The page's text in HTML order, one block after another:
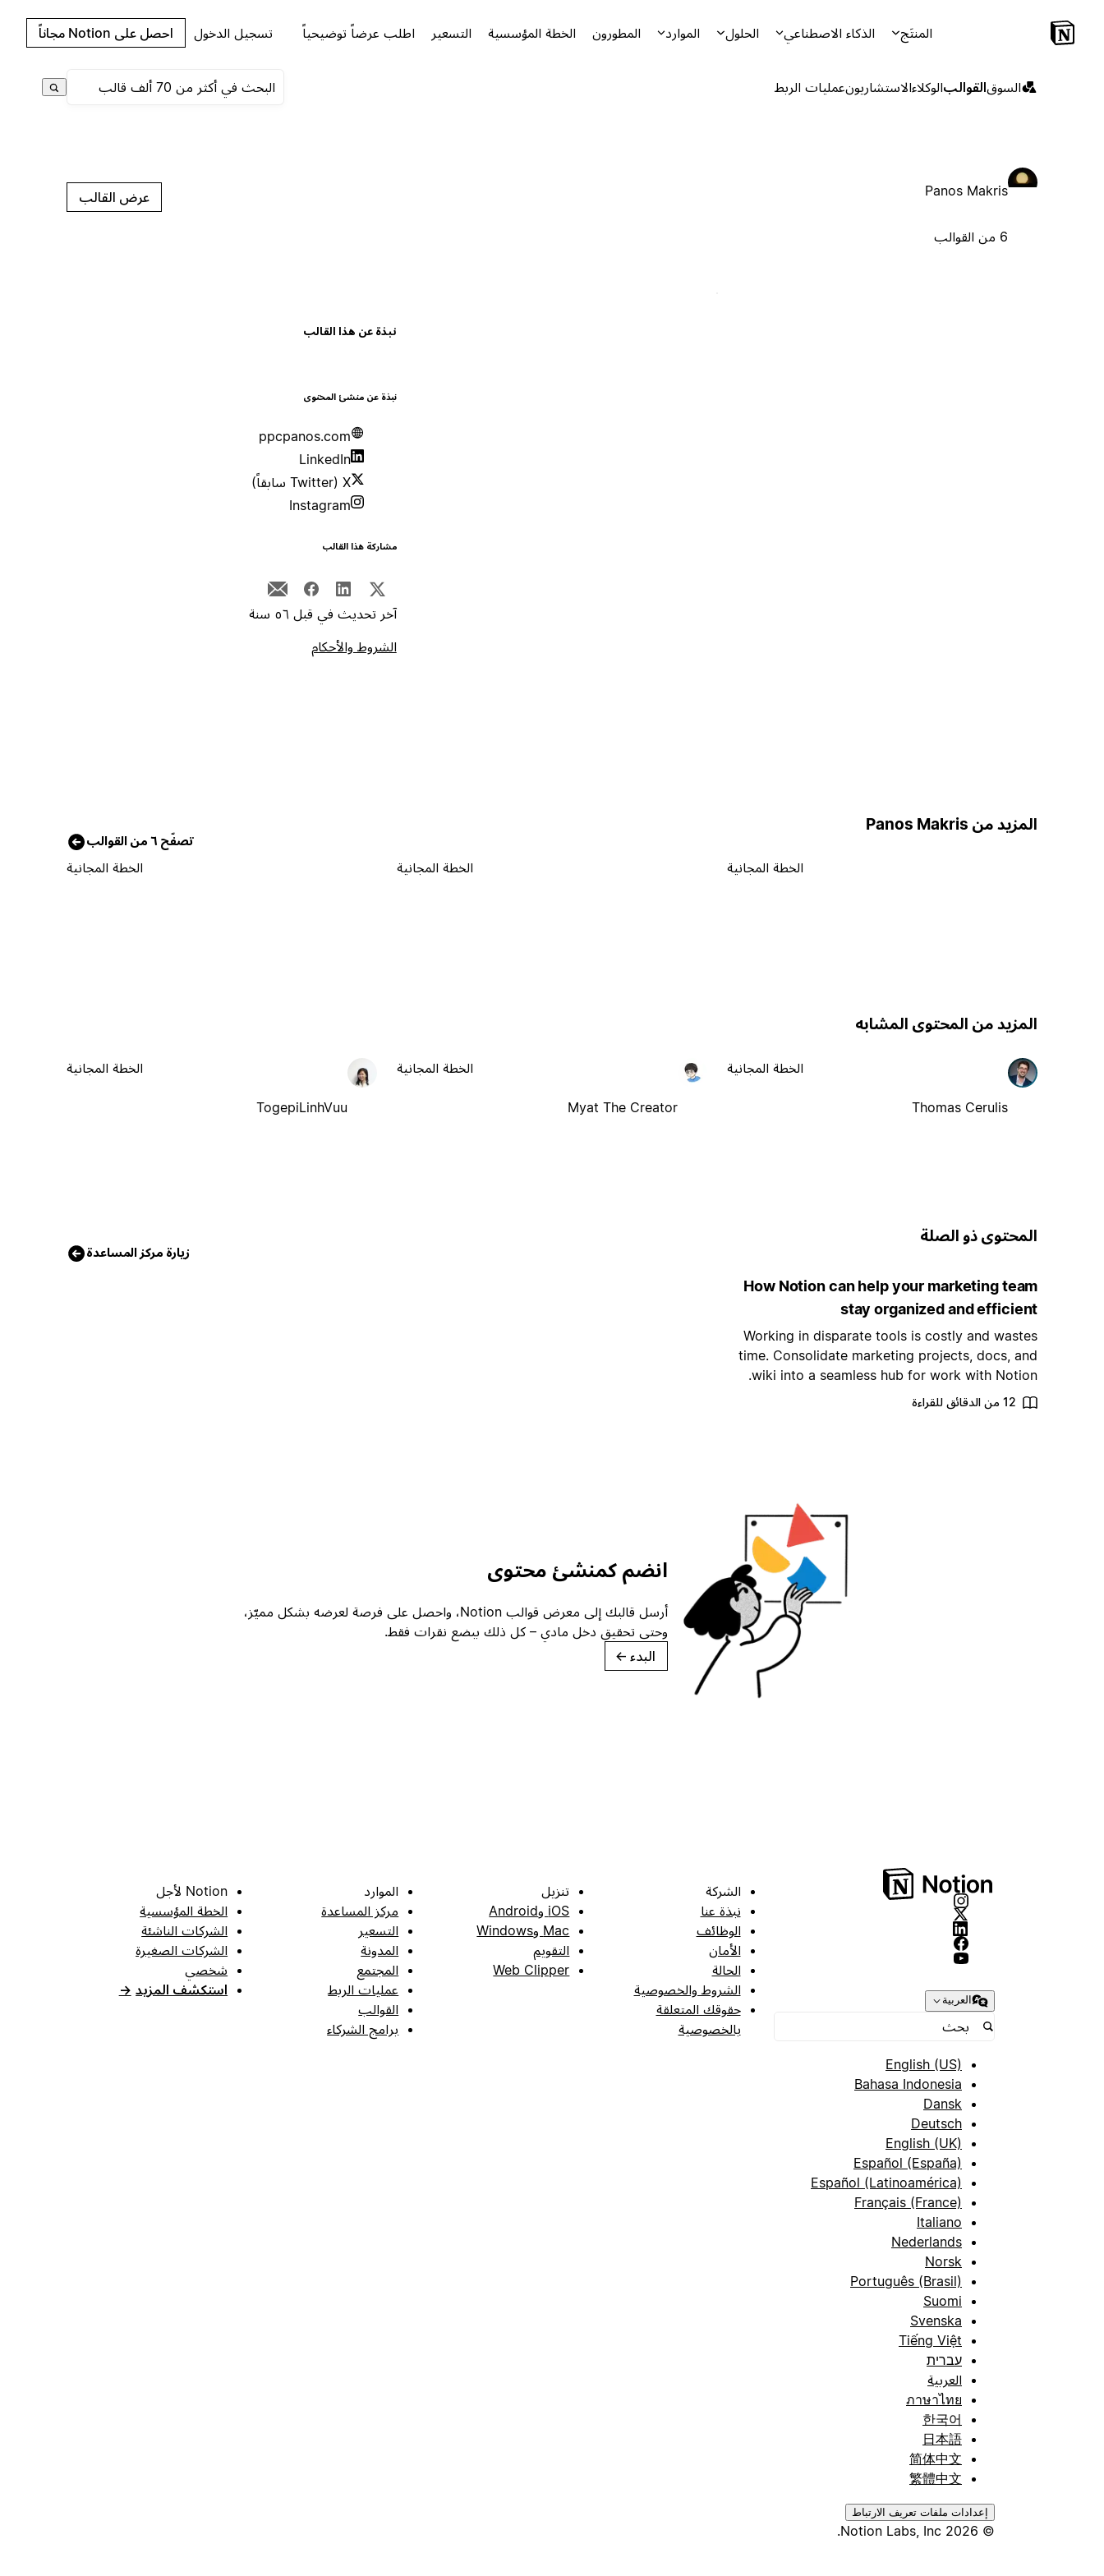
المنتَج الذكاء الاصطناعي الحلول الموارد المطورون الخطة المؤسسية التسعير اطلب عرضاً توضيحياً تسجيل الدخول احصل على Notion مجاناً
السوقالقوالبالوكلاءالاستشاريونعمليات الربط
Panos Makris
6 من القوالب
عرض القالب
نبذة عن هذا القالب
نبذة عن منشئ المحتوى
ppcpanos.com
LinkedIn
X (Twitter سابقاً)
Instagram
مشاركة هذا القالب
آخر تحديث في قبل ٥٦ سنة
الشروط والأحكام
المزيد من Panos Makris
تصفّح ٦ من القوالب
الخطة المجانية الخطة المجانية الخطة المجانية
المزيد من المحتوى المشابه
Thomas Cerulis
الخطة المجانية
Myat The Creator
الخطة المجانية
TogepiLinhVuu
الخطة المجانية
المحتوى ذو الصلة
زيارة مركز المساعدة
How Notion can help your marketing team
stay organized and efficient
Working in disparate tools is costly and wastes
time. Consolidate marketing projects, docs, and
wiki into a seamless hub for work with Notion.
12 من الدقائق للقراءة
انضم كمنشئ محتوى
أرسل قالبك إلى معرض قوالب Notion، واحصل على فرصة لعرضه بشكل مميّز،
وحتى تحقيق دخل مادي – كل ذلك ببضع نقرات فقط.
البدء →
العربية
English (US)
Bahasa Indonesia
Dansk
Deutsch
English (UK)
Español (España)
Español (Latinoamérica)
Français (France)
Italiano
Nederlands
Norsk
Português (Brasil)
Suomi
Svenska
Tiếng Việt
עברית
العربية
ภาษาไทย
한국어
日本語
简体中文
繁體中文
إعدادات ملفات تعريف الارتباط
© 2026 Notion Labs, Inc.
الشركة
نبذة عنا
الوظائف
الأمان
الحالة
الشروط والخصوصية
حقوقك المتعلقة
بالخصوصية
تنزيل
iOS وAndroid
Mac وWindows
التقويم
Web Clipper
الموارد
مركز المساعدة
التسعير
المدونة
المجتمع
عمليات الربط
القوالب
برامج الشركاء
Notion لأجل
الخطة المؤسسية
الشركات الناشئة
الشركات الصغيرة
شخصي
استكشف المزيد →